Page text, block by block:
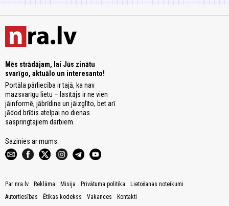
Mēs strādājam, lai Jūs zinātu
svarīgo, aktuālo un interesanto!
Portāla pārliecība ir tajā, ka nav
mazsvarīgu lietu – lasītājs ir ne vien
jāinformē, jābrīdina un jāizglīto, bet arī
jādod brīdis atelpai no dienas
saspringtajiem darbiem.
Sazinies ar mums:
Par nra.lv Reklāma Misija Privātuma politika
Lietošanas noteikumi
Autortiesības
Ētikas kodekss Vakances Kontakti